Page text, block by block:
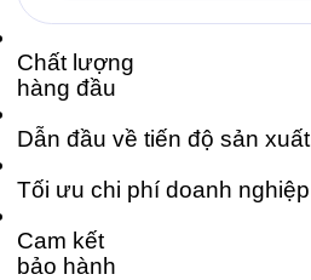
Chất lượng
hàng đầu
Dẫn đầu về tiến độ sản xuất
Tối ưu chi phí doanh nghiệp
Cam kết
bảo hành